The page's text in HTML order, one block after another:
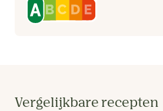
Vergelijkbare recepten